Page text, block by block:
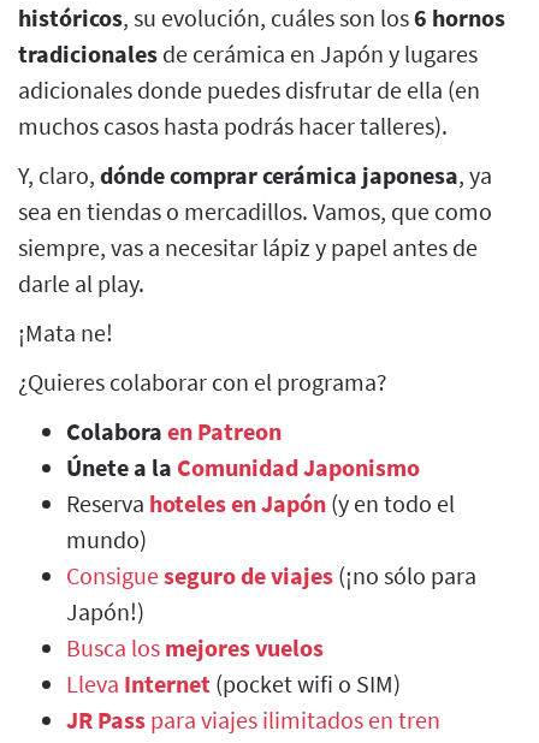
históricos, su evolución, cuáles son los6 hornos
tradicionales de cerámica en Japón y lugares
adicionales donde puedes disfrutar de ella (en
muchos casos hasta podrás hacer talleres).
Y, claro, dónde comprar cerámica japonesa, ya
sea en tiendas o mercadillos. Vamos, que como
siempre, vas a necesitar lápiz y papel antes de
darle al play.
¡Mata ne!
¿Quieres colaborar con el programa?
Colabora en Patreon
Únete a la Comunidad Japonismo
Reserva hoteles en Japón (y en todo el
mundo)
Consigueseguro de viajes (¡no sólo para
Japón!)
Busca los mejores vuelos
Lleva Internet (pocket wifi o SIM)
JR Pass para viajes ilimitados en tren